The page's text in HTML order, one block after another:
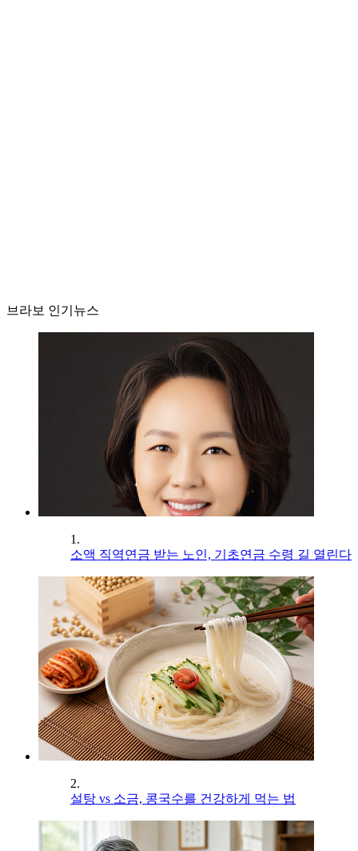
브라보 인기뉴스
1.
소액 직역연금 받는 노인, 기초연금 수령 길 열린다
2.
설탕 vs 소금, 콩국수를 건강하게 먹는 법